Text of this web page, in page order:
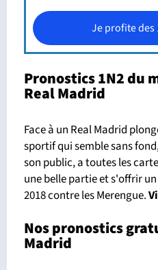
Je profite des
Pronostics 1N2 du
Real Madrid
Face à un Real Madrid
sportif qui semble sans
son public, a toutes les
une belle partie et s'offrir
2018 contre les Merengue.
Nos pronostics
Madrid